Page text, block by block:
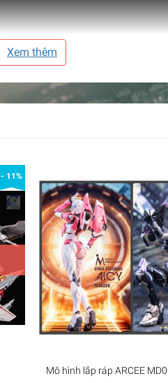
Xem thêm
- 11%
Mô hình lắp ráp ARCEE